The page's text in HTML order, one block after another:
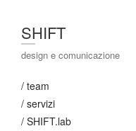
SHIFT
design e comunicazione
/ team
/ servizi
/ SHIFT.lab